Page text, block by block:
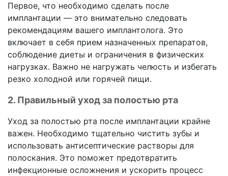
Первое, что необходимо сделать после
имплантации — это внимательно следовать
рекомендациям вашего имплантолога. Это
включает в себя прием назначенных препаратов,
соблюдение диеты и ограничения в физических
нагрузках. Важно не нагружать челюсть и избегать
резко холодной или горячей пищи.
2. Правильный уход за полостью рта
Уход за полостью рта после имплантации крайне
важен. Необходимо тщательно чистить зубы и
использовать антисептические растворы для
полоскания. Это поможет предотвратить
инфекционные осложнения и ускорить процесс